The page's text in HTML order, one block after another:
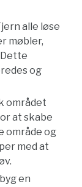
alle løse
møbler,
og
området
at skabe
område og
med at
en